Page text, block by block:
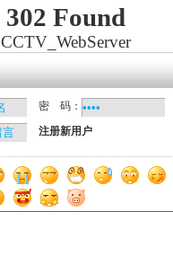
302 Found
CCTV_WebServer
密 码：
注册新用户